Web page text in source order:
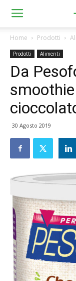
Home Prodotti
Prodotti Alimenti
Da
30 Agosto 2019